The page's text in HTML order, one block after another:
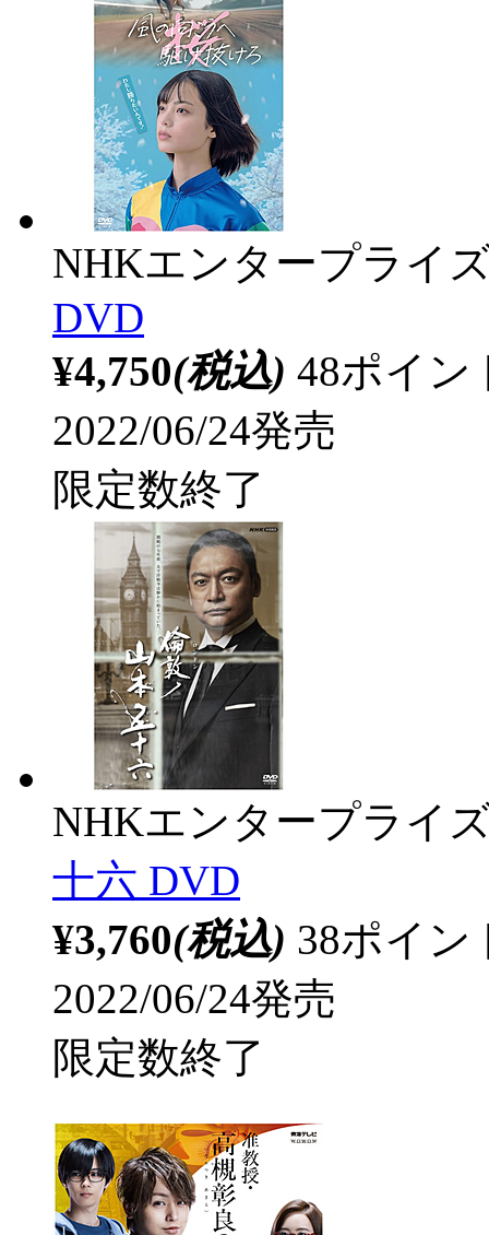
NHKエンタープライ
DVD
¥4,750(税込) 48ポイ
2022/06/24発売
限定数終了
NHKエンタープライ
十六 DVD
¥3,760(税込) 38ポイ
2022/06/24発売
限定数終了